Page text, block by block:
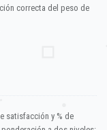
correcta del peso de
satisfacción y % de